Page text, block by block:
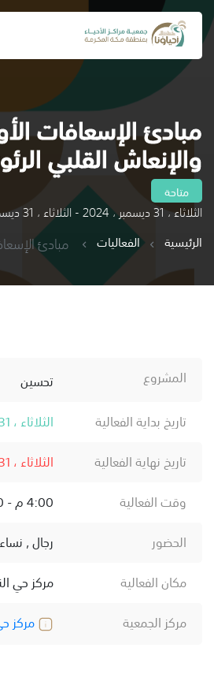
مبادئ الإسعافات
والإنعاش القلبي
متاحة
الثلاثاء ، 31 ديسمبر ، 2024 - الثلاثاء ، 31 ديسمبر ، 2024
الرئيسية
الفعاليات مبادئ الإسعافات
المشروع
تحسين
تاريخ بداية الفعالية
الثلاثاء ، 31 ديسمبر ، 2024
تاريخ نهاية الفعالية
الثلاثاء ، 31 ديسمبر ، 2024
وقت الفعالية
4:00 م - 10:00 م
الحضور
رجال , نساء
مكان الفعالية
مركز حي
مركز الجمعية
مركز